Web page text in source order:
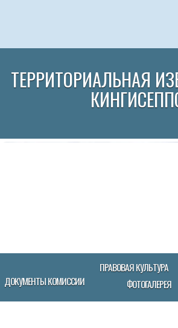
ТЕРРИТОРИАЛЬНАЯ
ДОКУМЕНТЫ КОМИССИИ
ПРАВОВАЯ КУЛЬТУРА
ФОТОГАЛЕРЕЯ